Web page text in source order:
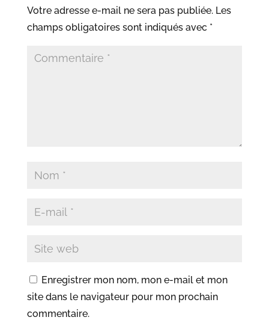
Votre adresse e-mail ne sera pas publiée. Les
champs obligatoires sont indiqués avec *
Enregistrer mon nom, mon e-mail et mon
site dans le navigateur pour mon prochain
commentaire.